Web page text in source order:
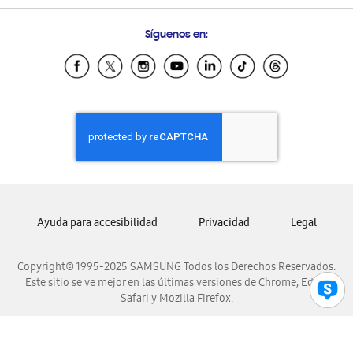
Samsung Ecuador
Samsung El Salvador
Samsung Honduras
Samsung Nicaragua
Samsung Panamá
Samsung Venezuela
Síguenos en:
Copyright© 1995-2025 SAMSUNG Todos los Derechos Reservados.
Este sitio se ve mejor en las últimas versiones de Chrome, Edge,
Safari y Mozilla Firefox.
Ayuda para accesibilidad Privacidad Legal